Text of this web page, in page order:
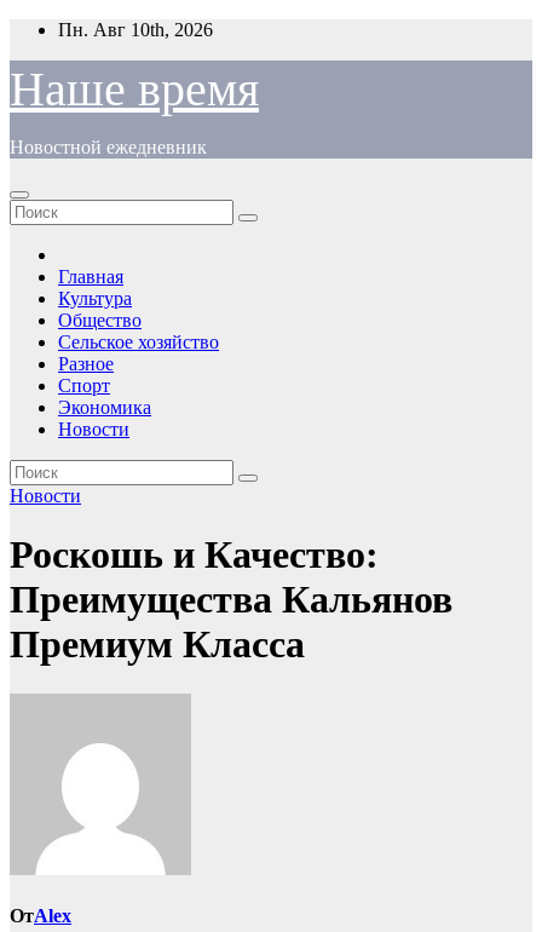
Перейти
содержимому
Пн. Авг 10th, 2026
Наше время
Новостной ежедневник
Главная
Культура
Общество
Сельское хозяйство
Разное
Спорт
Экономика
Новости
Новости
Роскошь и Качество:
Преимущества Кальянов
Премиум Класса
ОтAlex